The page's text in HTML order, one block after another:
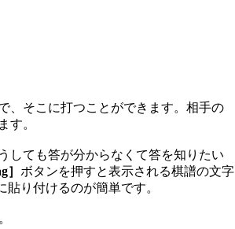
、そこに打つことができます。相手の
す。
しても答が分からなくて答を知りたい
］ ボタンを押すと表示される棋譜の文字
貼り付けるのが簡単です。